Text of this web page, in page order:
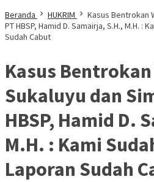
Beranda HUKRIM
Kasus Bentrokan
PT HBSP, Hamid D. Samairja, S.H., M.H. :
Sudah Cabut
Kasus
Sukaluyu dan
HBSP, Hamid D.
M.H. : Kami
Laporan Sudah